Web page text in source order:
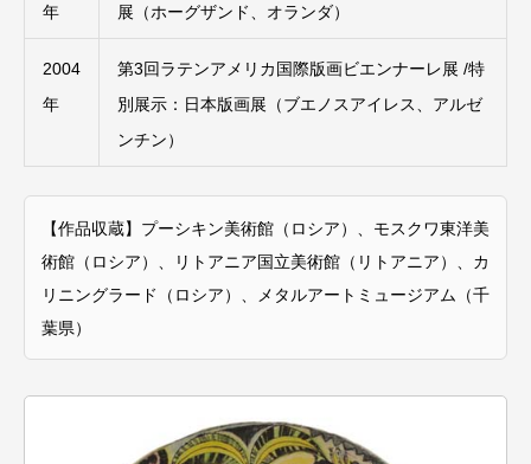
年
展（ホーグザンド、オランダ）
2004
年
第3回ラテンアメリカ国際版画ビエンナーレ展 /特
別展示：日本版画展（ブエノスアイレス、アルゼ
ンチン）
【作品収蔵】プーシキン美術館（ロシア）、モスクワ東洋美
術館（ロシア）、リトアニア国立美術館（リトアニア）、カ
リニングラード（ロシア）、メタルアートミュージアム（千
葉県）